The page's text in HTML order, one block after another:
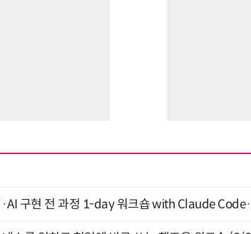
구현 전 과정 1-day 워크숍 with Claude